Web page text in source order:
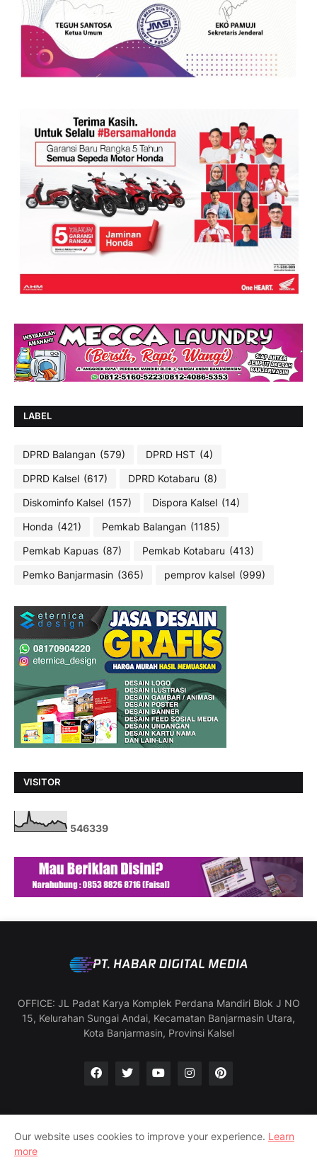
LABEL
DPRD Balangan (579) DPRD HST (4)
DPRD Kalsel (617) DPRD Kotabaru (8)
Diskominfo Kalsel (157) Dispora Kalsel (14)
Honda (421) Pemkab Balangan (1185)
Pemkab Kapuas (87) Pemkab Kotabaru (413)
Pemko Banjarmasin (365) pemprov kalsel (999)
VISITOR
546339
OFFICE: JL Padat Karya Komplek Perdana Mandiri Blok J NO
15, Kelurahan Sungai Andai, Kecamatan Banjarmasin Utara,
Kota Banjarmasin, Provinsi Kalsel
Manajemen & Redaksi
SOP Wartawan
Our website uses cookies to improve your experience. Learn
more